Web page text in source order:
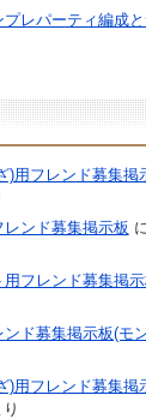
プレパーティ編成
)用フレンド募集掲
レンド募集掲示板 に
用フレンド募集掲
ンド募集掲示板(モ
)用フレンド募集掲
り